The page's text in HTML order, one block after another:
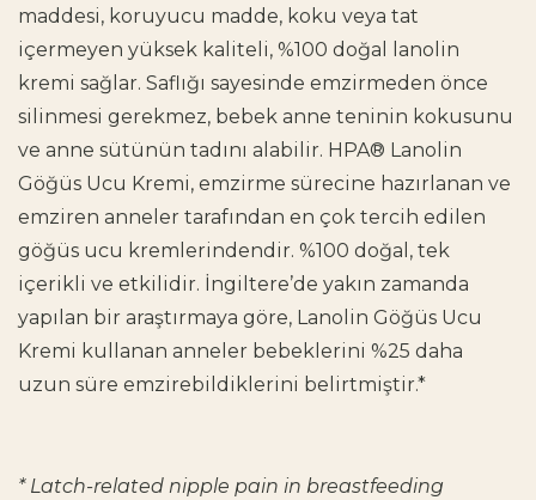
maddesi, koruyucu madde, koku veya tat
içermeyen yüksek kaliteli, %100 doğal lanolin
kremi sağlar. Saflığı sayesinde emzirmeden önce
silinmesi gerekmez, bebek anne teninin kokusunu
ve anne sütünün tadını alabilir. HPA® Lanolin
Göğüs Ucu Kremi, emzirme sürecine hazırlanan ve
emziren anneler tarafından en çok tercih edilen
göğüs ucu kremlerindendir. %100 doğal, tek
içerikli ve etkilidir. İngiltere’de yakın zamanda
yapılan bir araştırmaya göre, Lanolin Göğüs Ucu
Kremi kullanan anneler bebeklerini %25 daha
uzun süre emzirebildiklerini belirtmiştir.*
* Latch-related nipple pain in breastfeeding